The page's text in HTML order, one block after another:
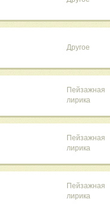
Другое
Пейзажная
лирика
Пейзажная
лирика
Пейзажная
лирика